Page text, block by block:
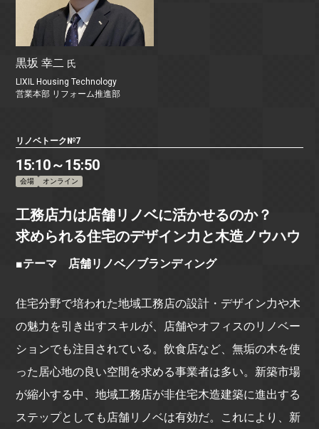
黒坂 幸二 氏
LIXIL Housing Technology
営業本部 リフォーム推進部
リノベトーク№7
15:10～15:50
会場 オンライン
工務店力は店舗リノベに活かせるのか？
求められる住宅のデザイン力と木造ノウハウ
■テーマ 店舗リノベ／ブランディング
住宅分野で培われた地域工務店の設計・デザイン力や木
の魅力を引き出すスキルが、店舗やオフィスのリノベー
ションでも注目されている。飲食店など、無垢の木を使
った居心地の良い空間を求める事業者は多い。新築市場
が縮小する中、地域工務店が非住宅木造建築に進出する
ステップとしても店舗リノベは有効だ。これにより、新